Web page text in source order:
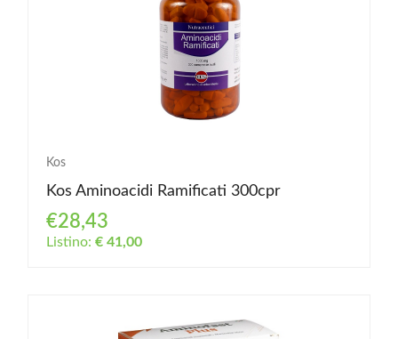
Kos
Kos Aminoacidi Ramificati 300cpr
€28,43
Listino: € 41,00